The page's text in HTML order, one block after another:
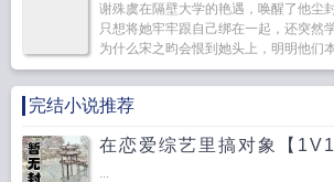
谢殊虞在隔壁大学的艳遇，唤醒了他尘
只想将她牢牢跟自己绑在一起，还突然
为什么宋之昀会恨到她头上，明明他们
怜人，她不想再纠缠下去，只是另一个
完结小说推荐
在恋爱综艺里搞对象【1V1
...